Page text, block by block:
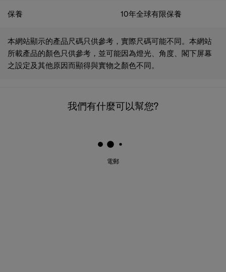
保養 10年全球有限保養
本網站顯示的產品尺碼只供參考，實際尺碼可能不同。本網站
所載產品的顏色只供參考，並可能因為燈光、角度、閣下屏幕
之設定及其他原因而顯得與實物之顏色不同。
我們有什麼可以幫您?
電郵